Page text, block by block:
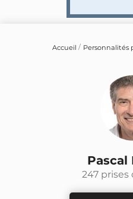
Accueil Personnalités
Pascal
247